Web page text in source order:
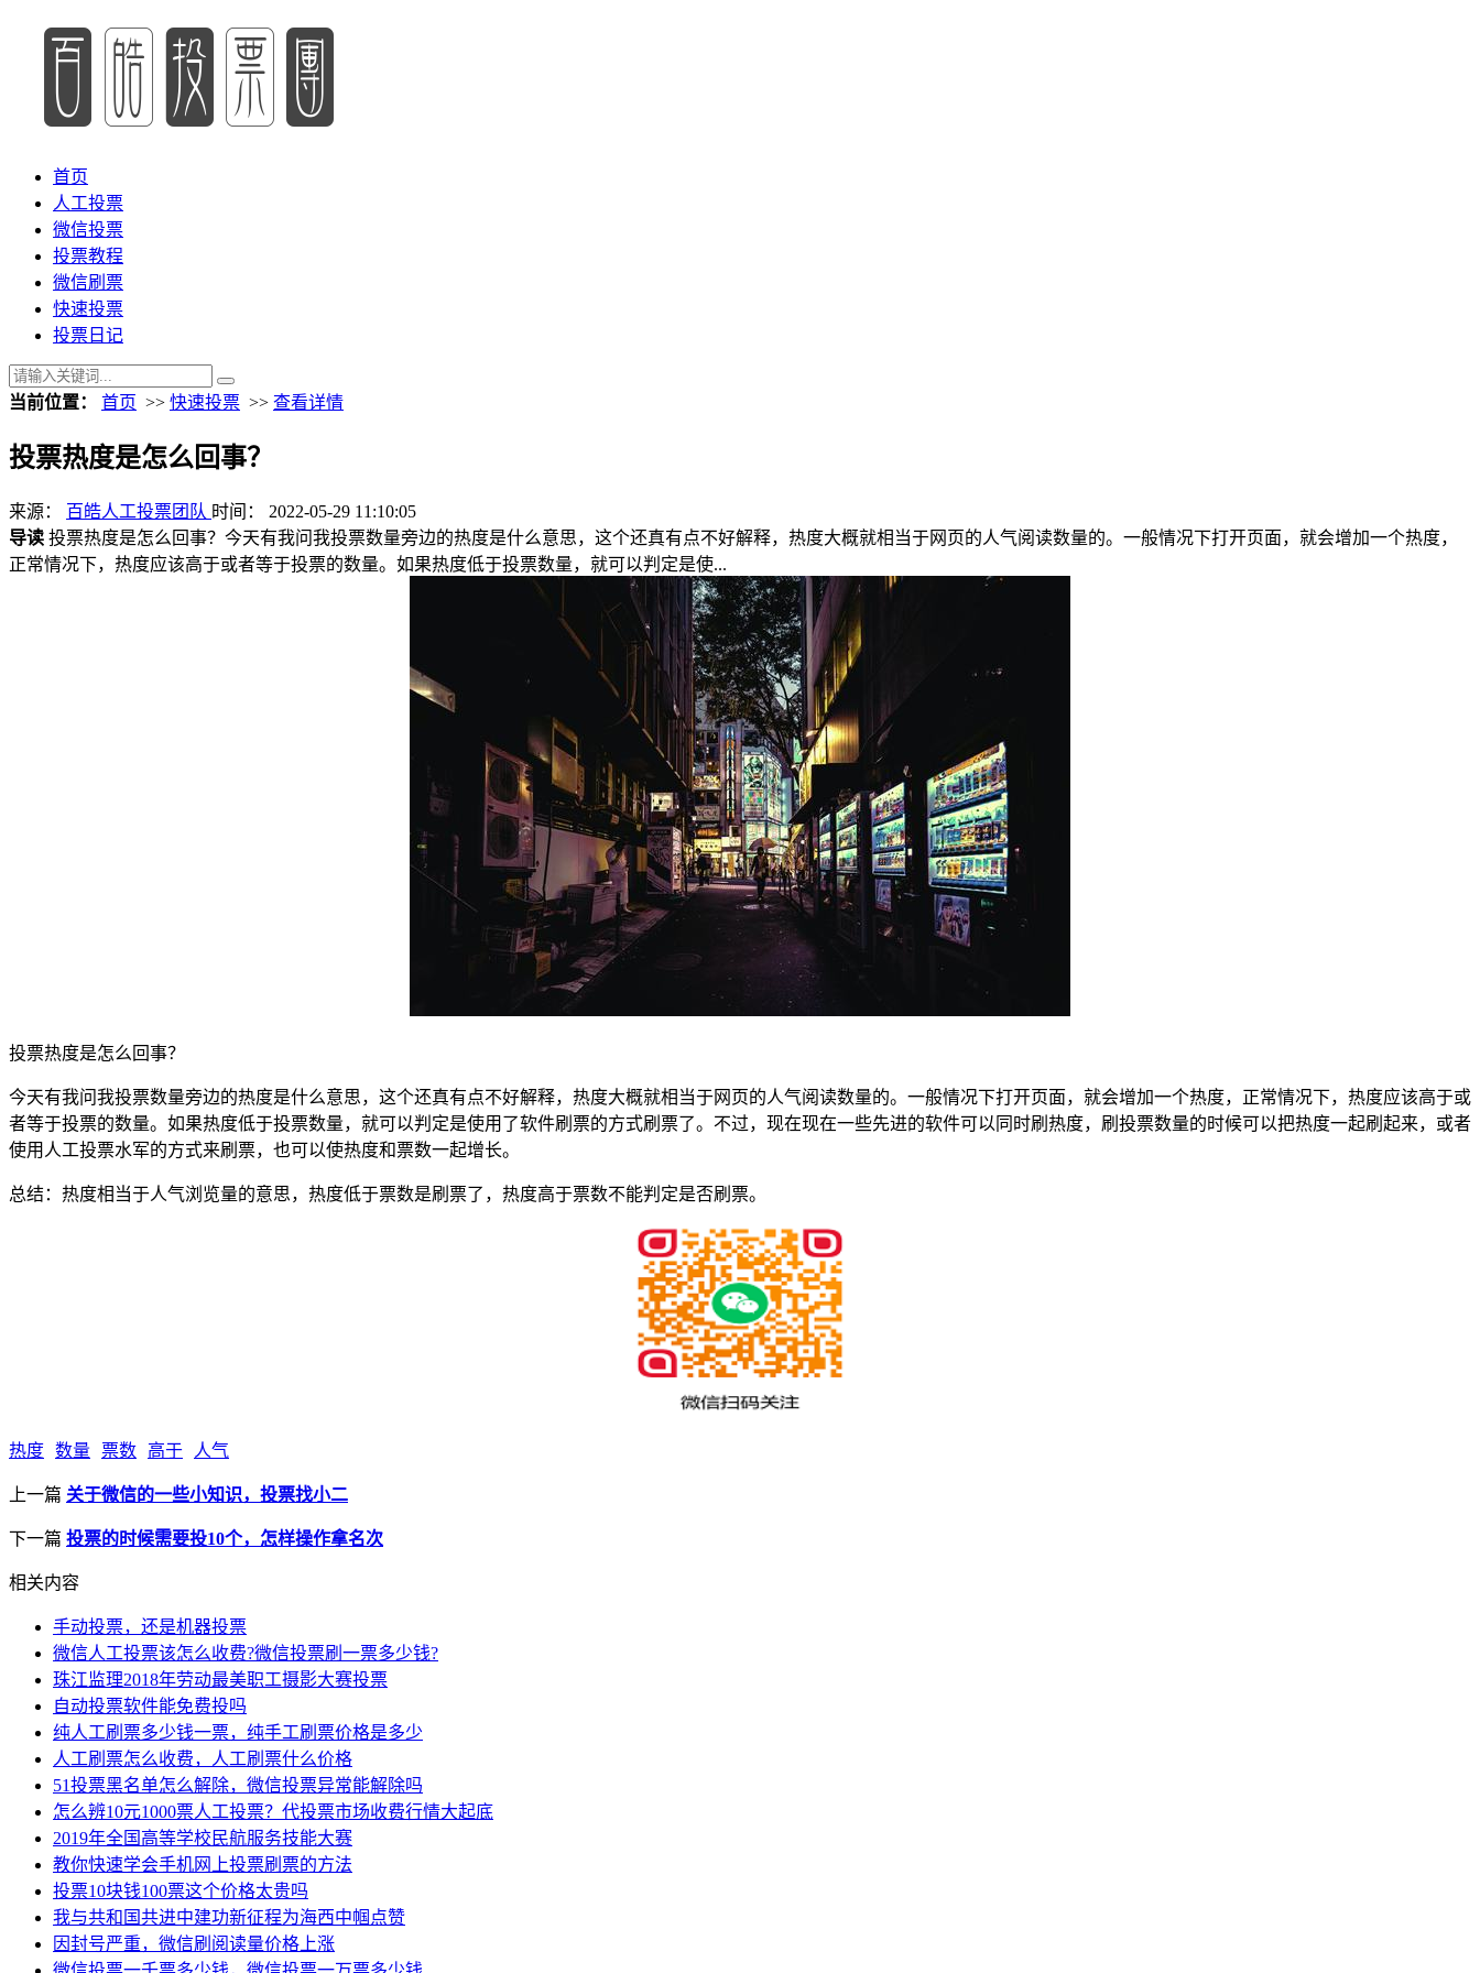
首页
人工投票
微信投票
投票教程
微信刷票
快速投票
投票日记
当前位置： 首页 >> 快速投票 >> 查看详情
投票热度是怎么回事？
来源： 百皓人工投票团队 时间： 2022-05-29 11:10:05
导读 投票热度是怎么回事？今天有我问我投票数量旁边的热度是什么意思，这个还真有点不好解释，热度大概就相当于网页的人气阅读数量的。一般情况下打开页面，就会增加一个热度，
正常情况下，热度应该高于或者等于投票的数量。如果热度低于投票数量，就可以判定是使...
投票热度是怎么回事？
今天有我问我投票数量旁边的热度是什么意思，这个还真有点不好解释，热度大概就相当于网页的人气阅读数量的。一般情况下打开页面，就会增加一个热度，正常情况下，热度应该高于或
者等于投票的数量。如果热度低于投票数量，就可以判定是使用了软件刷票的方式刷票了。不过，现在现在一些先进的软件可以同时刷热度，刷投票数量的时候可以把热度一起刷起来，或者
使用人工投票水军的方式来刷票，也可以使热度和票数一起增长。
总结：热度相当于人气浏览量的意思，热度低于票数是刷票了，热度高于票数不能判定是否刷票。
热度 数量 票数 高于 人气
上一篇 关于微信的一些小知识，投票找小二
下一篇 投票的时候需要投10个，怎样操作拿名次
相关内容
手动投票，还是机器投票
微信人工投票该怎么收费?微信投票刷一票多少钱?
珠江监理2018年劳动最美职工摄影大赛投票
自动投票软件能免费投吗
纯人工刷票多少钱一票，纯手工刷票价格是多少
人工刷票怎么收费，人工刷票什么价格
51投票黑名单怎么解除，微信投票异常能解除吗
怎么辨10元1000票人工投票？代投票市场收费行情大起底
2019年全国高等学校民航服务技能大赛
教你快速学会手机网上投票刷票的方法
投票10块钱100票这个价格太贵吗
我与共和国共进中建功新征程为海西中帼点赞
因封号严重，微信刷阅读量价格上涨